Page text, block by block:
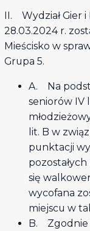
II. Wydział Gier
28.03.2024 r.
Mieścisko w
Grupa 5.
A. Na
seniorów IV
lit. B w
punktacji
się
wycofana
miejscu w
B. Zgodnie